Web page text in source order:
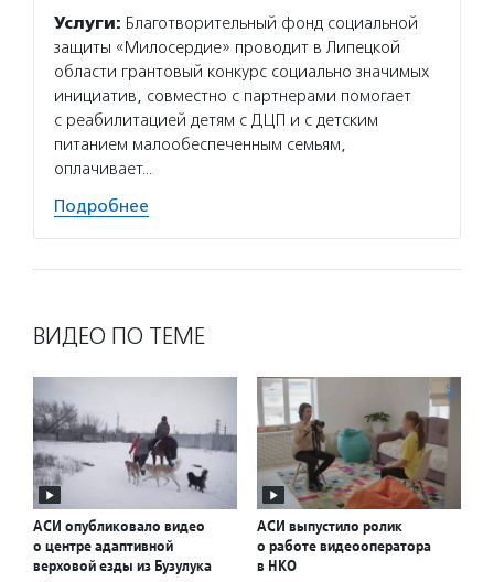
Услуги: Благотворительный фонд социальной
защиты «Милосердие» проводит в Липецкой
области грантовый конкурс социально значимых
инициатив, совместно с партнерами помогает
с реабилитацией детям с ДЦП и с детским
питанием малообеспеченным семьям,
оплачивает…
Подробнее
ВИДЕО ПО ТЕМЕ
АСИ опубликовало видео
о центре адаптивной
верховой езды из Бузулука
АСИ выпустило ролик
о работе видеооператора
в НКО